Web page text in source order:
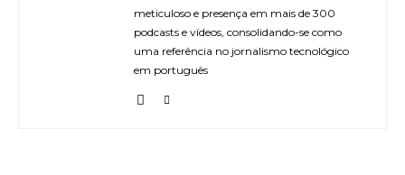
meticuloso e presença em mais de 300
podcasts e vídeos, consolidando-se como
uma referência no jornalismo tecnológico
em português